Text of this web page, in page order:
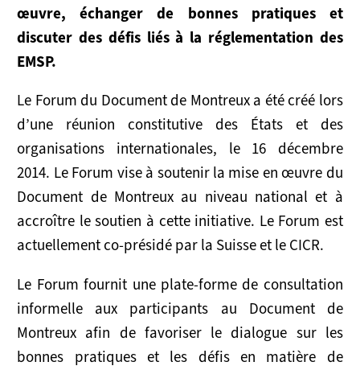
NOUVELLES
RESSOURCES
Outils
Presentations
Liens Connexes
œuvre, échanger de bonnes pratiques et
discuter des défis liés à la réglementation des
EMSP.
Le Forum du Document de Montreux a été créé lors
d’une réunion constitutive des États et des
organisations internationales, le 16 décembre
2014. Le Forum vise à soutenir la mise en œuvre du
Document de Montreux au niveau national et à
accroître le soutien à cette initiative. Le Forum est
actuellement co-présidé par la Suisse et le CICR.
Le Forum fournit une plate-forme de consultation
informelle aux participants au Document de
Montreux afin de favoriser le dialogue sur les
bonnes pratiques et les défis en matière de